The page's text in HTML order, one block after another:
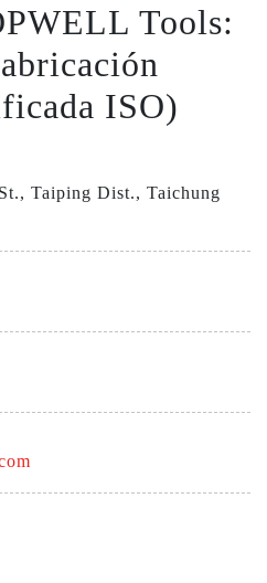
Tools:
ISO)
Taiping Dist., Taichung